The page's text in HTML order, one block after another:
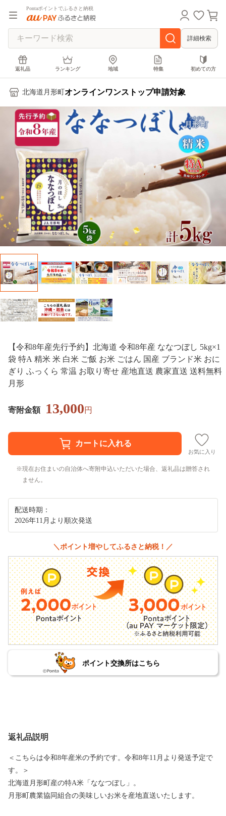
Pontaポイントでふるさと納税
詳細検索
返礼品 ランキング 地域 特集 初めての方
北海道月形町 オンラインワンストップ申請対象
【令和8年産先行予約】北海道 令和8年産 ななつぼし 5kg×1
袋 特A 精米 米 白米 ご飯 お米 ごはん 国産 ブランド米 おに
ぎり ふっくら 常温 お取り寄せ 産地直送 農家直送 送料無料
月形
寄附金額 13,000円
お気に入り
現在お住まいの自治体へ寄附申込いただいた場合、返礼品は贈答され
ません。
配送時期：
2026年11月より順次発送
＼ポイント増やしてふるさと納税！／
ポイント交換所はこちら
返礼品説明
＜こちらは令和8年産米の予約です。令和8年11月より発送予定で
す。＞
北海道月形町産の特A米「ななつぼし」。
月形町農業協同組合の美味しいお米を産地直送いたします。